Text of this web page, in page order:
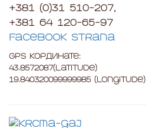
+381 (0)31 510-207,
+381 64 120-65-97
Facebook strana
GPS Кординате:
43.8572087(Latitude)
19.840320099999985 (Longitude)